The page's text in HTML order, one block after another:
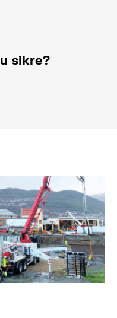
sikre?